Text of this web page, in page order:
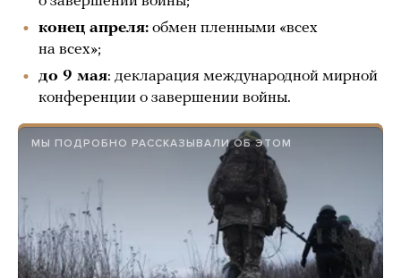
конец апреля: обмен пленными «всех
на всех»;
до 9 мая: декларация международной мирной
конференции о завершении войны.
МЫ ПОДРОБНО РАССКАЗЫВАЛИ ОБ ЭТОМ